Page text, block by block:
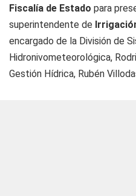
Fiscalía de Estado para
superintendente de
encargado de la División de
Hidronivometeorológica,
Gestión Hídrica, Rubén